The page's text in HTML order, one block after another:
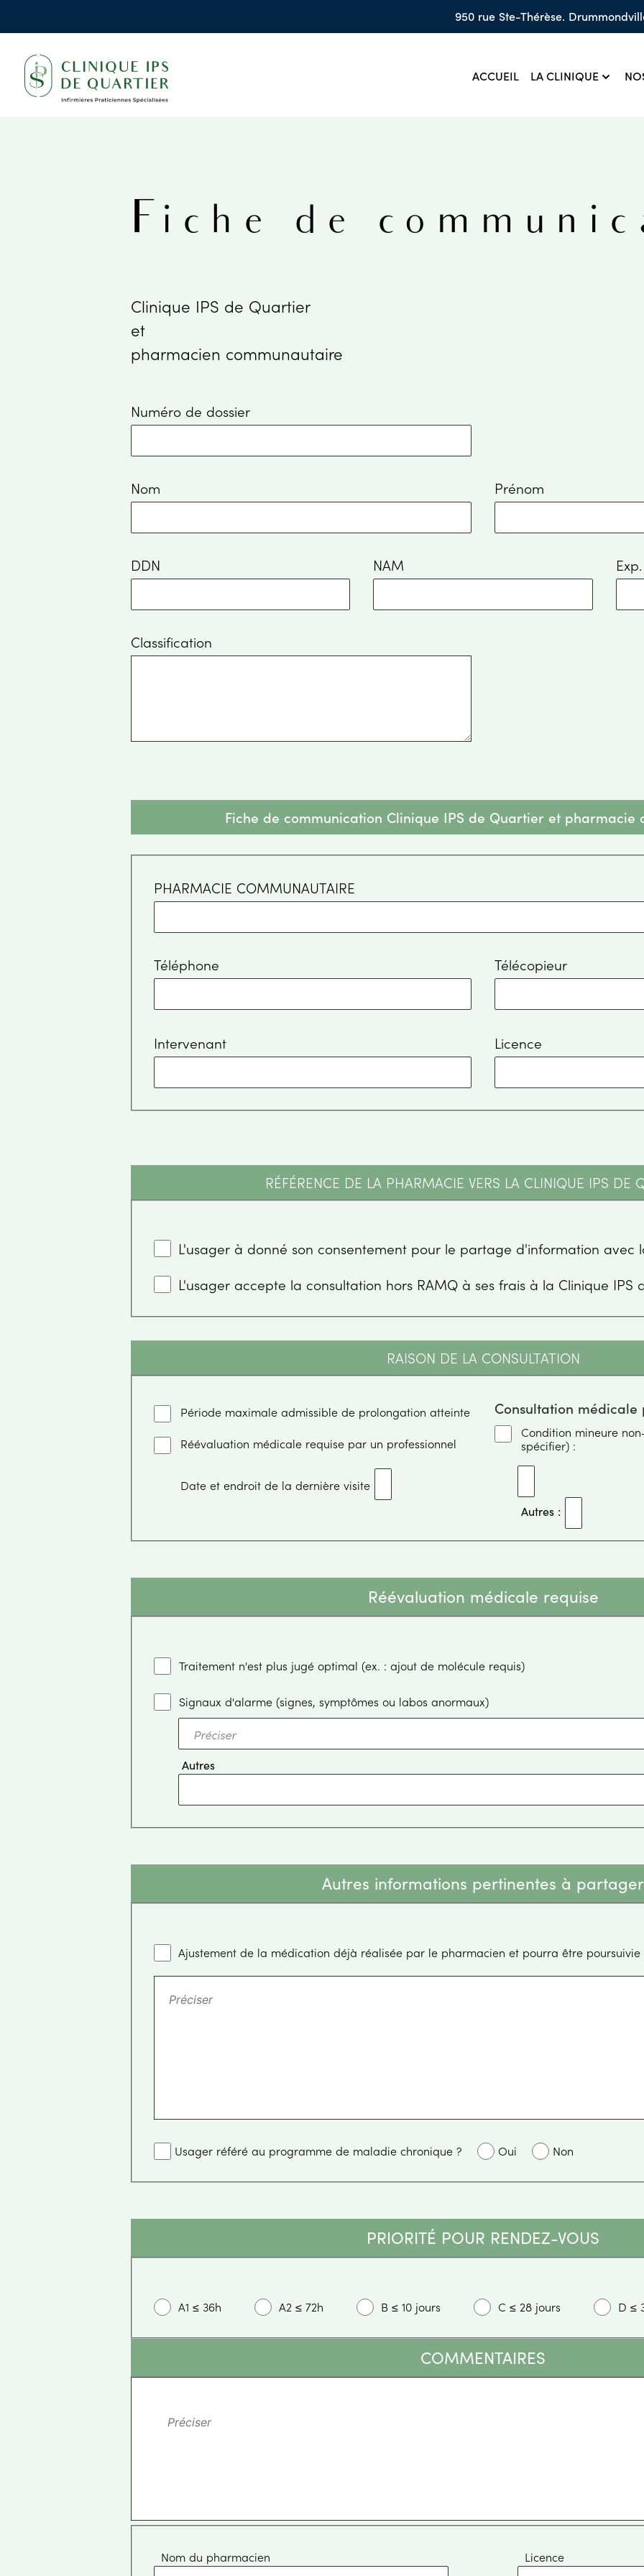
950 rue Ste-Thérèse.
ACCUEIL LA CLINIQUE
Fiche de
Clinique IPS de Quartier
et
pharmacien communautaire
Numéro de dossier
Nom Prénom
DDN NAM Exp.
Classification
Fiche de communication Clinique IPS de Quartier et pharmacie
PHARMACIE COMMUNAUTAIRE
Téléphone Télécopieur
Intervenant Licence
RÉFÉRENCE DE LA PHARMACIE VERS LA CLINIQUE IPS DE
L'usager à
L'usager accepte la consultation hors
RAISON DE LA CONSULTATION
Période maximale admissible de prolongation atteinte
Réévaluation médicale requise par un professionnel
Date et endroit de la dernière visite
Consultation médicale
Condition mineure
spécifier) :
Autres :
Réévaluation médicale requise
Traitement n'est plus jugé optimal (ex. : ajout de molécule requis)
Signaux d'alarme (signes, symptômes ou labos anormaux)
Autres
Autres informations pertinentes à partager
Ajustement de la médication
Usager référé au programme de maladie chronique ? Oui Non
PRIORITÉ POUR RENDEZ-VOUS
A1 ≤ 36h A2 ≤ 72h B ≤ 10 jours C ≤ 28 jours D ≤
COMMENTAIRES
Nom du pharmacien Licence